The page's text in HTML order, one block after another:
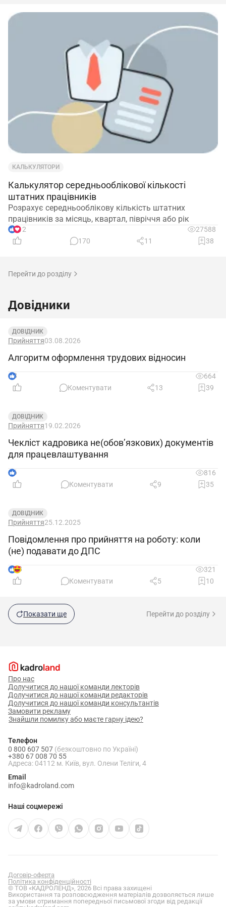
КАЛЬКУЛЯТОРИ
Калькулятор середньооблікової кількості
штатних працівників
Розрахує середньооблікову кількість штатних
працівників за місяць, квартал, півріччя або рік
12
27588
170
11 38
Перейти до розділу
Довідники
ДОВІДНИК
Прийняття03.08.2026
Алгоритм оформлення трудових відносин
8
664
Коментувати
13 39
ДОВІДНИК
Прийняття19.02.2026
Чекліст кадровика не(обов’язкових) документів
для працевлаштування
6
816
Коментувати
9 35
ДОВІДНИК
Прийняття25.12.2025
Повідомлення про прийняття на роботу: коли
(не) подавати до ДПС
8
321
Коментувати
5 10
Показати ще Перейти до розділу
Про нас
Долучитися до нашої команди лекторів
Долучитися до нашої команди редакторів
Долучитися до нашої команди консультантів
Замовити рекламу
Знайшли помилку або маєте гарну ідею?
Телефон
0 800 607 507 (безкоштовно по Україні)
+380 67 008 70 55
Адреса: 04112 м. Київ, вул. Олени Теліги, 4
Email
info@kadroland.com
Наші соцмережі
Договір-оферта
Політика конфіденційності
© ТОВ «КАДРОЛЕНД», 2026 Всі права захищені
Використання та розповсюдження матеріалів дозволяється лише
за умови отримання попередньої письмової згоди від редакції